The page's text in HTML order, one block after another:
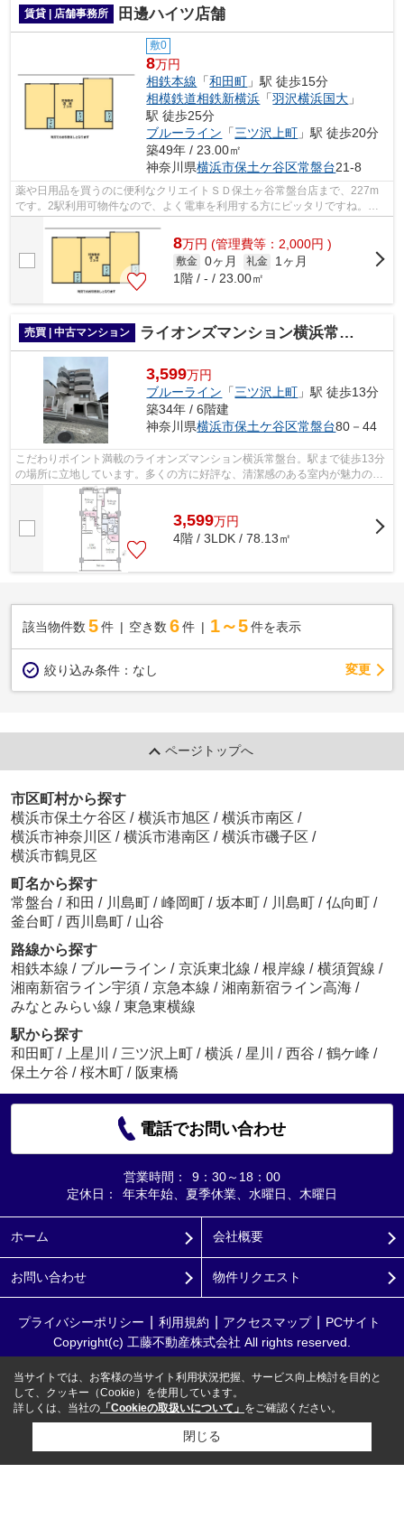
賃貸 | 店舗事務所 田邊ハイツ店舗
敷0
8万円
相鉄本線 「和田町 」駅 徒歩15分
相模鉄道相鉄新横浜 「羽沢横浜国大 」
駅 徒歩25分
ブルーライン 「三ツ沢上町 」駅 徒歩20分
築49年 / 23.00㎡
神奈川県横浜市保土ケ谷区常盤台21-8
薬や日用品を買うのに便利なクリエイトＳＤ保土ヶ谷常盤台店まで、227m
です。2駅利用可物件なので、よく電車を利用する方にピッタリですね。こ
8万円 (管理費等：2,000円 )
敷金 0ヶ月 礼金
1ヶ月
1階 / - / 23.00㎡
売買 | 中古マンション ライオンズマンション横浜常盤台
3,599万円
ブルーライン 「三ツ沢上町 」駅 徒歩13分
築34年 / 6階建
神奈川県横浜市保土ケ谷区常盤台80－44
こだわりポイント満載のライオンズマンション横浜常盤台。駅まで徒歩13分
の場所に立地しています。多くの方に好評な、清潔感のある室内が魅力の中
古マンションです。こちらは利便性の...
3,599万円
4階 / 3LDK / 78.13㎡
該当物件数 5件 空き数 6 件 1～5 件を表示
絞り込み条件： なし 変更
ページトップへ
市区町村から探す
横浜市保土ケ谷区 / 横浜市旭区 / 横浜市南区 /
横浜市神奈川区 / 横浜市港南区 / 横浜市磯子区 /
横浜市鶴見区
町名から探す
常盤台 / 和田 / 川島町 / 峰岡町 / 坂本町 / 川島町 / 仏向町 /
釜台町 / 西川島町 / 山谷
路線から探す
相鉄本線 / ブルーライン / 京浜東北線 / 根岸線 / 横須賀線 /
湘南新宿ライン宇須 / 京急本線 / 湘南新宿ライン高海 /
みなとみらい線 / 東急東横線
駅から探す
和田町 / 上星川 / 三ツ沢上町 / 横浜 / 星川 / 西谷 / 鶴ケ峰 /
保土ケ谷 / 桜木町 / 阪東橋
電話でお問い合わせ
営業時間：
9：30～18：00
定休日：
年末年始、夏季休業、水曜日、木曜日
ホーム 会社概要
お問い合わせ 物件リクエスト
プライバシーポリシー 利用規約 アクセスマップ
PCサイト
Copyright(c) 工藤不動産株式会社 All rights reserved.
当サイトでは、お客様の当サイト利用状況把握、サービス向上検討を目的と
して、クッキー（Cookie）を使用しています。
詳しくは、当社の 「Cookieの取扱いについて」 をご確認ください。
閉じる